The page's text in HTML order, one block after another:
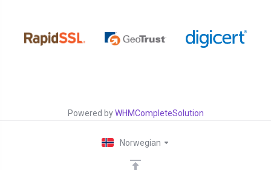
Powered byWHMCompleteSolution
Norwegian